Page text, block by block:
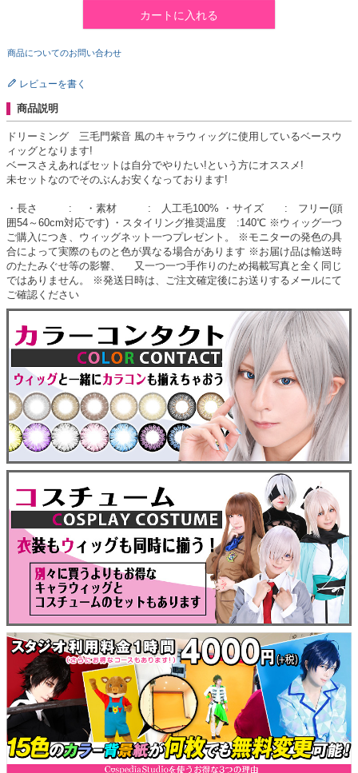
カートに入れる
商品についてのお問い合わせ
レビューを書く
商品説明
ドリーミング 三毛門紫音 風のキャラウィッグに使用しているベースウ
ィッグとなります!
ベースさえあればセットは自分でやりたい!という方にオススメ!
未セットなのでそのぶんお安くなっております!
・長さ : ・素材 : 人工毛100% ・サイズ : フリー(頭
囲54～60cm対応です) ・スタイリング推奨温度 :140℃ ※ウィッグ一つ
ご購入につき、ウィッグネット一つプレゼント。 ※モニターの発色の具
合によって実際のものと色が異なる場合があります ※お届け品は輸送時
のたたみぐせ等の影響、 又一つ一つ手作りのため掲載写真と全く同じ
ではありません。 ※発送日時は、ご注文確定後にお送りするメールにて
ご確認ください